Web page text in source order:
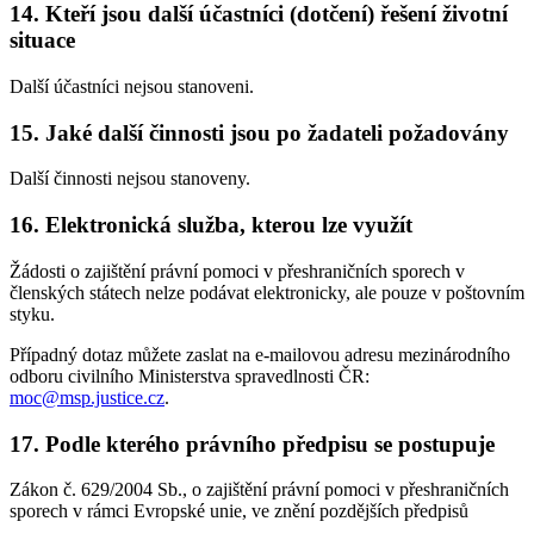
14. Kteří jsou další účastníci (dotčení) řešení životní
situace
Další účastníci nejsou stanoveni.
15. Jaké další činnosti jsou po žadateli požadovány
Další činnosti nejsou stanoveny.
16. Elektronická služba, kterou lze využít
Žádosti o zajištění právní pomoci v přeshraničních sporech v
členských státech nelze podávat elektronicky, ale pouze v poštovním
styku.
Případný dotaz můžete zaslat na e-mailovou adresu mezinárodního
odboru civilního Ministerstva spravedlnosti ČR:
moc@msp.justice.cz.
17. Podle kterého právního předpisu se postupuje
Zákon č. 629/2004 Sb., o zajištění právní pomoci v přeshraničních
sporech v rámci Evropské unie, ve znění pozdějších předpisů